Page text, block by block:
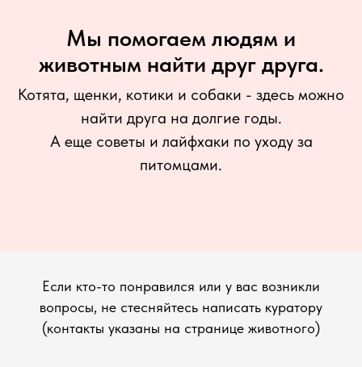
Мы помогаем людям и
животным найти друг друга.
Котята, щенки, котики и собаки - здесь можно
найти друга на долгие годы.
А еще советы и лайфхаки по уходу за
питомцами.
Если кто-то понравился или у вас возникли
вопросы, не стесняйтесь написать куратору
(контакты указаны на странице животного)